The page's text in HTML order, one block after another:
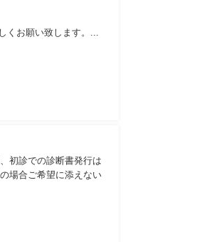
くお願い致します。...
初診での診断書発行は
場合ご希望に添えない